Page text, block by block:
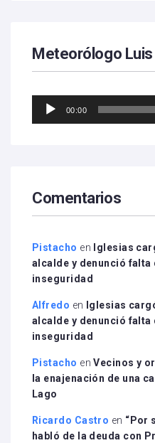
Meteorólogo Luis
Reproductor
00:00
Comentarios
Pistacho en
Iglesias
alcalde y denunció falta
inseguridad
Alfredo en
Iglesias
alcalde y denunció falta
inseguridad
Pistacho enVecinos y
la enajenación de una
Lago
Ricardo Castro en “Por
habló de la deuda con